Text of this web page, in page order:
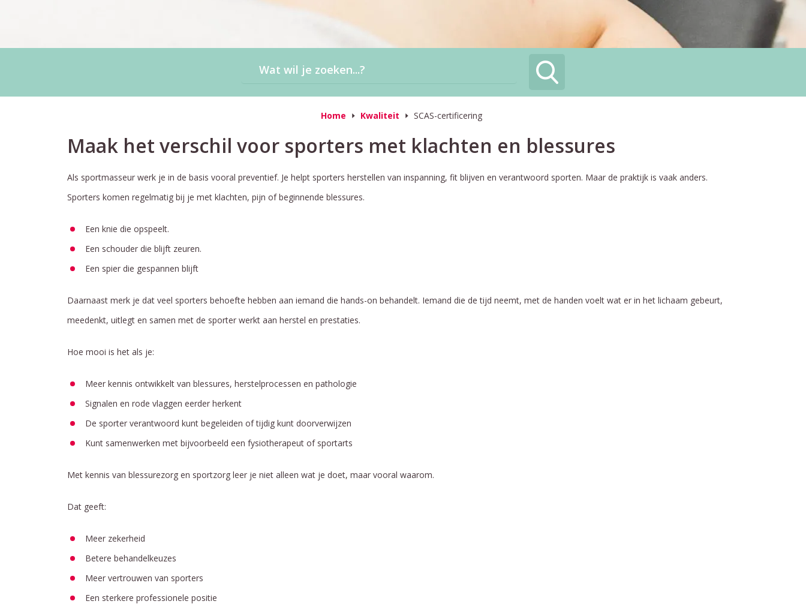
Home Kwaliteit SCAS-certificering
Maak het verschil voor sporters met klachten en blessures
Als sportmasseur werk je in de basis vooral preventief. Je helpt sporters herstellen van inspanning, fit blijven en verantwoord sporten. Maar de praktijk is vaak anders.
Sporters komen regelmatig bij je met klachten, pijn of beginnende blessures.
Een knie die opspeelt.
Een schouder die blijft zeuren.
Een spier die gespannen blijft
Daarnaast merk je dat veel sporters behoefte hebben aan iemand die hands-on behandelt. Iemand die de tijd neemt, met de handen voelt wat er in het lichaam gebeurt,
meedenkt, uitlegt en samen met de sporter werkt aan herstel en prestaties.
Hoe mooi is het als je:
Meer kennis ontwikkelt van blessures, herstelprocessen en pathologie
Signalen en rode vlaggen eerder herkent
De sporter verantwoord kunt begeleiden of tijdig kunt doorverwijzen
Kunt samenwerken met bijvoorbeeld een fysiotherapeut of sportarts
Met kennis van blessurezorg en sportzorg leer je niet alleen wat je doet, maar vooral waarom.
Dat geeft:
Meer zekerheid
Betere behandelkeuzes
Meer vertrouwen van sporters
Een sterkere professionele positie